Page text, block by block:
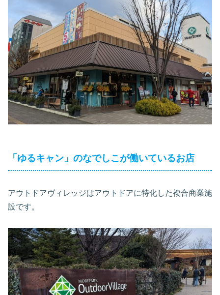
「ゆるキャン」のなでしこが働いているお店
アウトドアヴィレッジはアウトドアに特化した複合商業施
設です。